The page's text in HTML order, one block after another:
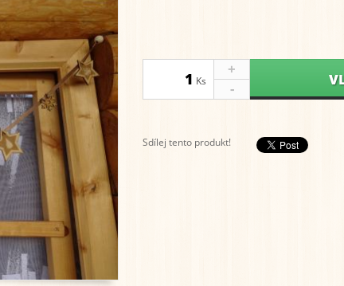
Ks
+
-
Sdílej tento produkt!